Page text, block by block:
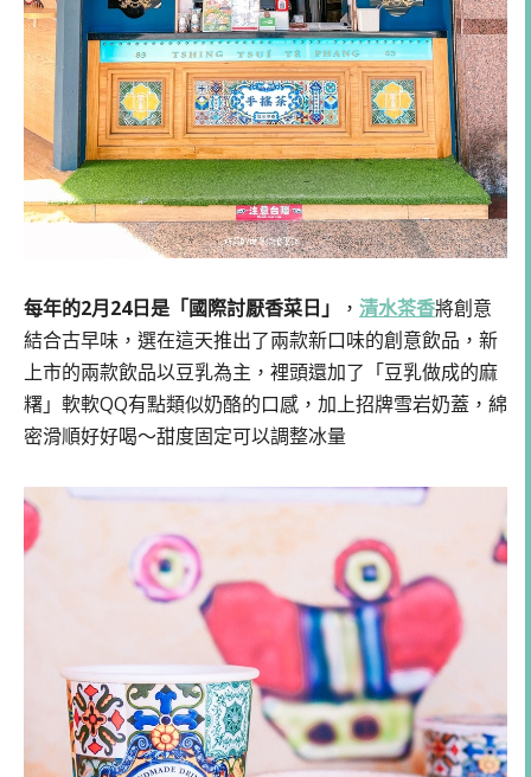
每年的2月24日是「國際討厭香菜日」 ， 清水茶香將創意
結合古早味，選在這天推出了兩款新口味的創意飲品，新
上市的兩款飲品以豆乳為主，裡頭還加了「豆乳做成的麻
糬」軟軟QQ有點類似奶酪的口感，加上招牌雪岩奶蓋，綿
密滑順好好喝～甜度固定可以調整冰量